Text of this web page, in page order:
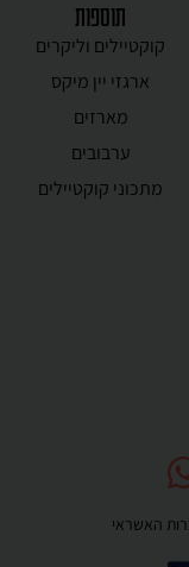
תוספות
קוקטיילים וליקרים
ארגזי יין מיקס
מארזים
ערבובים
מתכוני קוקטיילים
האשראי